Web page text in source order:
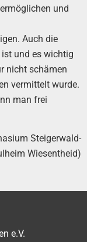
und
Auch die
und es wichtig
nicht schämen
vermittelt wurde.
man frei
Steigerwald-
Wiesentheid)
e.V.